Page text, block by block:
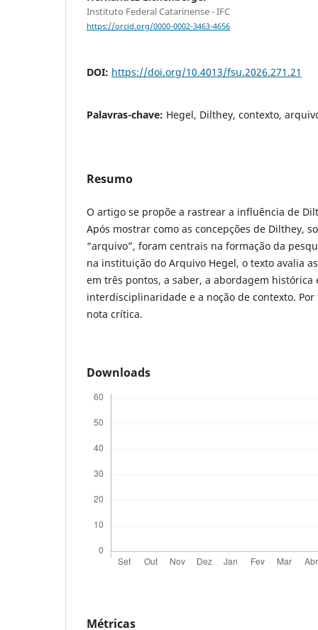
Instituto Federal Catarinense - IFC
https://orcid.org/0000-0002-3463-4656
DOI: https://doi.org/10.4013/fsu.2026.271.21
Palavras-chave: Hegel, Dilthey, contexto,
Resumo
O artigo se propõe a rastrear a influência de
Após mostrar como as concepções de Dilthey,
“arquivo”, foram centrais na formação da
na instituição do Arquivo Hegel, o texto avalia
em três pontos, a saber, a abordagem histórica
interdisciplinaridade e a noção de contexto.
nota crítica.
Downloads
Métricas